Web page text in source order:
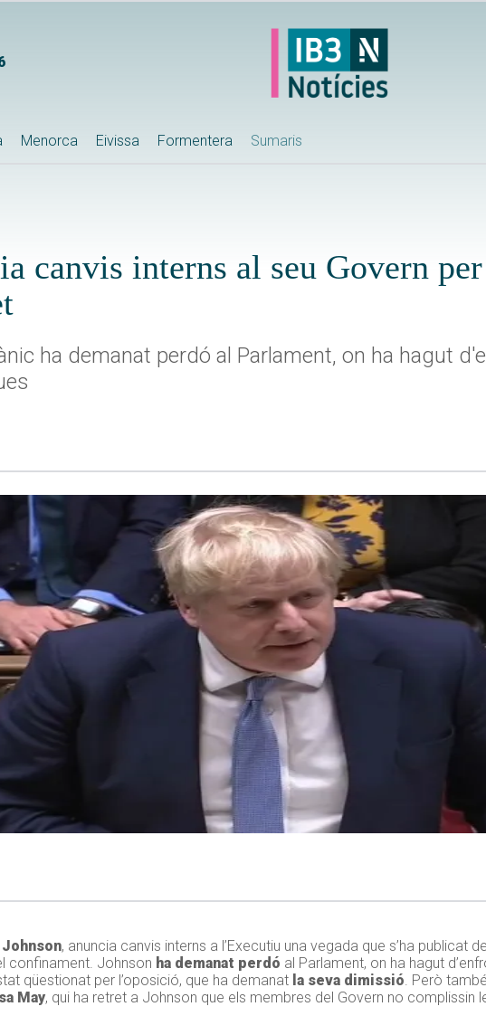
Menorca Eivissa Formentera Sumaris
canvis interns al seu Govern
ha demanat perdó al Parlament, on ha hagut
, anuncia canvis interns a l’Executiu una vegada que s’ha publicat
confinament. Johnson ha demanat perdó al Parlament, on ha hagut
qüestionat per l’oposició, que ha demanat la seva dimissió. Però
May, qui ha retret a Johnson que els membres del Govern no complissin